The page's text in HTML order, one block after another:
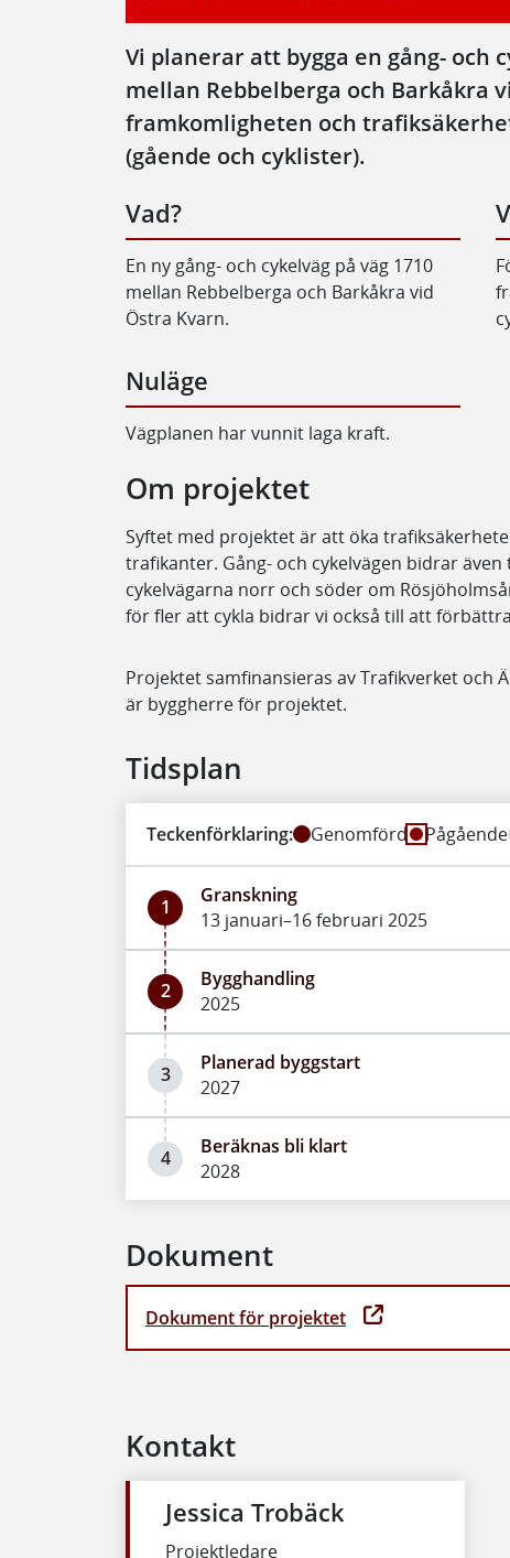
Vi planerar att bygga en gång- och
mellan Rebbelberga och Barkåkra
framkomligheten och
(gående och cyklister).
Vad?
En ny gång- och cykelväg på väg 1710
mellan Rebbelberga och Barkåkra vid
Östra Kvarn.
Nuläge
Vägplanen har vunnit laga kraft.
Om projektet
Syftet med projektet är att öka
trafikanter. Gång- och cykelvägen bidrar
cykelvägarna norr och söder om
för fler att cykla bidrar vi också till att
Projektet samfinansieras av Trafikverket och
är byggherre för projektet.
Tidsplan
Teckenförklaring: Genomförd Pågående
1
Granskning
13 januari–16 februari 2025
2
Bygghandling
2025
3
Planerad byggstart
2027
4
Beräknas bli klart
2028
Dokument
Dokument för projektet
Kontakt
Jessica Trobäck
Projektledare